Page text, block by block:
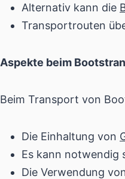
Alternativ kann die
Transportrouten
Aspekte beim
Beim Transport von
Die Einhaltung von
Es kann notwendig
Die Verwendung